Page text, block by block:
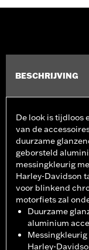
BESCHRIJVING
De look is tijdloos
van de
duurzame
geborsteld
messingkleurig
Harley-Davidson
voor blinkend
motorfiets zal
Duurzame
aluminium
Harley-